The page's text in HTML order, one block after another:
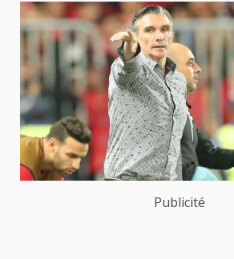
Publicité